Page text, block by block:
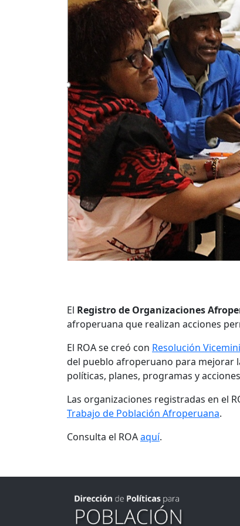
El Registro de Organizaciones
afroperuana que realizan acciones
El ROA se creó con Resolución
del pueblo afroperuano para mejorar
políticas, planes, programas y
Las organizaciones registradas en el
Trabajo de Población Afroperuana.
Consulta el ROAaquí.